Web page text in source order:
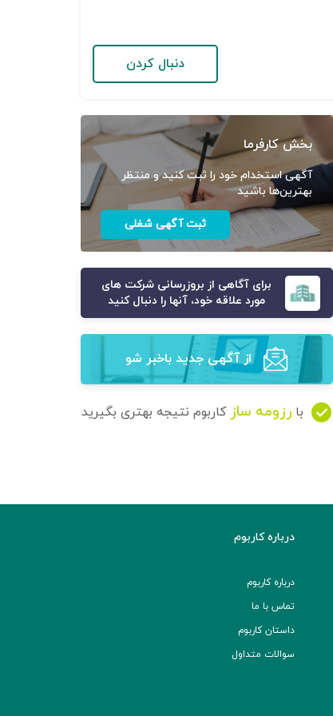
دنبال کردن
بخش کارفرما
آگهی استخدام خود را ثبت کنید و منتظر
بهترین‌ها باشید
ثبت آگهی شغلی
برای آگاهی از بروزرسانی شرکت های
مورد علاقه خود، آنها را دنبال کنید
از آگهی‌ جدید باخبر شو
با رزومه ساز کاربوم نتیجه بهتری بگیرید
درباره کاربوم
درباره کاربوم
تماس با ما
داستان کاربوم
سوالات متداول